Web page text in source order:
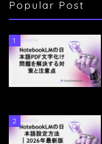
Popular Post
1
2